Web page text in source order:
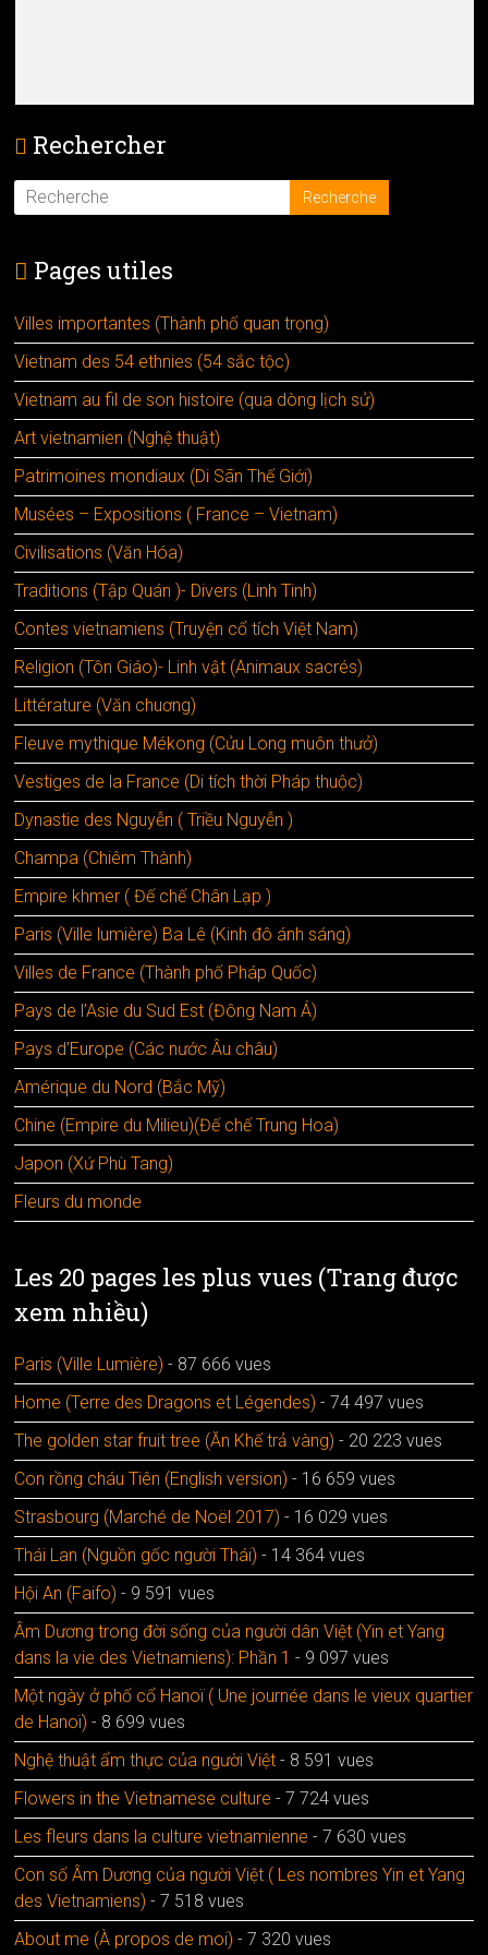
Rechercher
Pages utiles
Villes importantes (Thành phố quan trọng)
Vietnam des 54 ethnies (54 sắc tộc)
Vietnam au fil de son histoire (qua dòng lịch sử)
Art vietnamien (Nghệ thuật)
Patrimoines mondiaux (Di Sãn Thế Giới)
Musées – Expositions ( France – Vietnam)
Civilisations (Văn Hóa)
Traditions (Tập Quán )- Divers (Linh Tinh)
Contes vietnamiens (Truyện cổ tích Việt Nam)
Religion (Tôn Giáo)- Linh vật (Animaux sacrés)
Littérature (Văn chuơng)
Fleuve mythique Mékong (Cửu Long muôn thưở)
Vestiges de la France (Di tích thời Pháp thuộc)
Dynastie des Nguyễn ( Triều Nguyễn )
Champa (Chiêm Thành)
Empire khmer ( Đế chế Chân Lạp )
Paris (Ville lumière) Ba Lê (Kinh đô ánh sáng)
Villes de France (Thành phố Pháp Quốc)
Pays de l’Asie du Sud Est (Đông Nam Á)
Pays d’Europe (Các nước Âu châu)
Amérique du Nord (Bắc Mỹ)
Chine (Empire du Milieu)(Đế chế Trung Hoa)
Japon (Xứ Phù Tang)
Fleurs du monde
Les 20 pages les plus vues (Trang được
xem nhiều)
Paris (Ville Lumière) - 87 666 vues
Home (Terre des Dragons et Légendes) - 74 497 vues
The golden star fruit tree (Ăn Khế trả vàng) - 20 223 vues
Con rồng cháu Tiên (English version) - 16 659 vues
Strasbourg (Marché de Noël 2017) - 16 029 vues
Thái Lan (Nguồn gốc người Thái) - 14 364 vues
Hội An (Faifo) - 9 591 vues
Âm Dương trong đời sống của người dân Việt (Yin et Yang
dans la vie des Vietnamiens): Phần 1 - 9 097 vues
Một ngày ở phố cổ Hanoï ( Une journée dans le vieux quartier
de Hanoï) - 8 699 vues
Nghệ thuật ẩm thực của người Việt - 8 591 vues
Flowers in the Vietnamese culture - 7 724 vues
Les fleurs dans la culture vietnamienne - 7 630 vues
Con số Âm Dương của người Việt ( Les nombres Yin et Yang
des Vietnamiens) - 7 518 vues
About me (À propos de moi) - 7 320 vues